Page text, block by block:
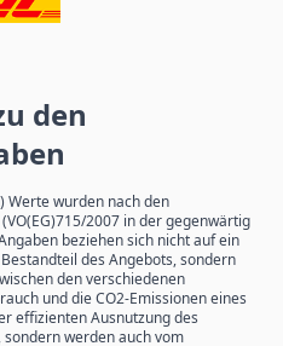
den
Werte wurden nach den
2007 in der gegenwärtig
beziehen sich nicht auf ein
des Angebots, sondern
den verschiedenen
und die CO2-Emissionen eines
effizienten Ausnutzung des
werden auch vom